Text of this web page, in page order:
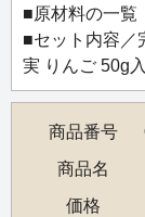
■原材料の一覧
■セット内容／
実 りんご 50g入
商品番号
商品名
価格